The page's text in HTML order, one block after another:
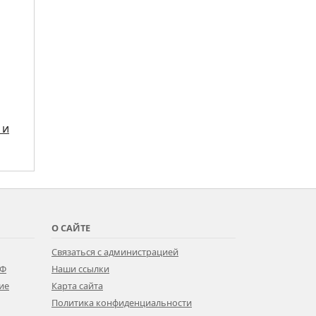
О САЙТЕ
Связаться с администрацией
Наши ссылки
Карта сайта
Политика конфиденциальности